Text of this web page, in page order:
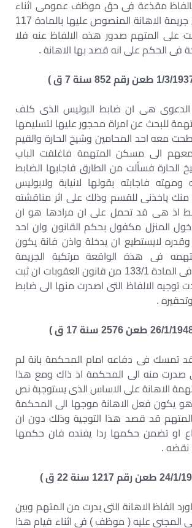
بالفاظ مقذعة فى حق موظف عمومى اثناء
تادية عملة يحقق جريمة الاهانة المنصوص عليها بالمادة 117
على المتهم صدور هذه الالفاظ عنه فلا
فى الحكم على انه قصد بها الاهانة .
الدعوى هى ان ضابط البوليس الذى كلف
للبحث عن امراة محجور عليها لتسليمها
معه احد المحامين وشيخ الحارة والقيم
الى مسكن المتهمة فاغلقت الباب
فسألت من الطارق فاجابها الضابط
فاجابته بقولها لانيابة ولابوليس
منك ياخذنى للقسم وذلك على اثر مناقشته
اذ هى قد تحمل على ان مرادها هو ان
المنزل مكفول بحكم القانون وان احد
لايستطيع ان يدخلة واذن فانة يكون
فى هذة الواقعة مرتكبة الجريمة
المنصوص عليها فى المادة 133/1 من قانون العقوبات ان ثبت
توجيه الالفاظ التى اصدرت منها الى ضابط
.
تمسك فى دفاعه امام المحكمة بانة لم
صدرت منه الى المحكمة اذ ذاك ومع هذا
الاهانة على الاساس الذى يستوجبة نص
133/2ع وهو يكون فعل الاهانة موجها الى المحكمة
قد قصد هذا التوجية وذلك دون ان
او تضمن حكمها ردا يفنده فان حكمها
نقضه .
الفاظ الاهانة التى بدرت من المتهم وبين
المجنى عليه ( موظف ) فى اثناء قيام هذا